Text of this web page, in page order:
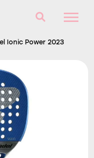
Ionic Power 2023